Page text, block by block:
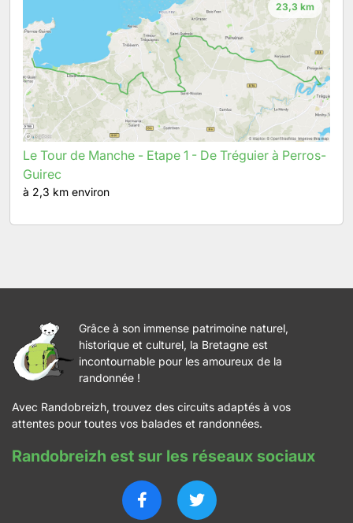
23,3 km
Le Tour de Manche - Etape 1 - De Tréguier à Perros-
Guirec
à 2,3 km environ
Grâce à son immense patrimoine naturel,
historique et culturel, la Bretagne est
incontournable pour les amoureux de la
randonnée !
Avec Randobreizh, trouvez des circuits adaptés à vos
attentes pour toutes vos balades et randonnées.
Randobreizh est sur les réseaux sociaux